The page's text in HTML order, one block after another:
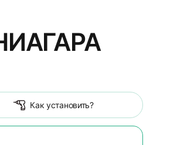
Как установить?